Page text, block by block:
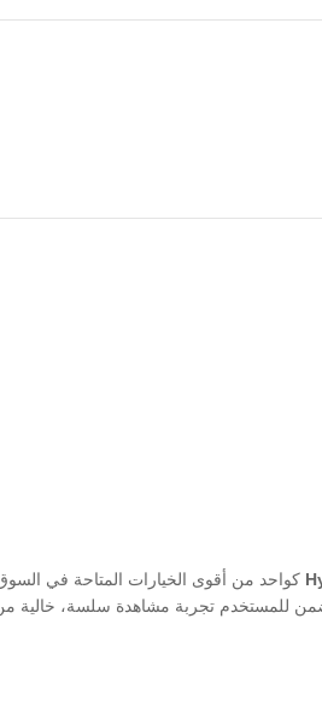
كواحد من أقوى الخيارات المتاحة في
للمستخدم تجربة مشاهدة سلسة، خالية من